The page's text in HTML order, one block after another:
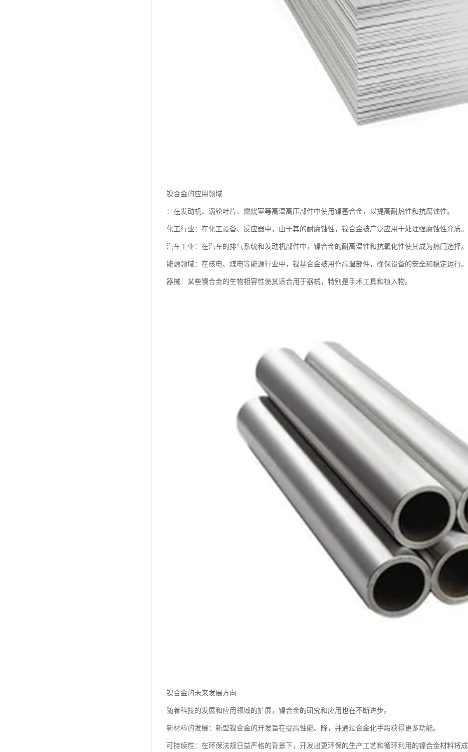
镍合金的应用领域
：在发动机、涡轮叶片、燃烧室等高温高压部件中使用镍基合金，以提高耐热性和抗腐蚀性。
化工行业：在化工设备、反应器中，由于其的耐腐蚀性，镍合金被广泛应用于处理强腐蚀性介质。
汽车工业：在汽车的排气系统和发动机部件中，镍合金的耐高温性和抗氧化性使其成为热门选择。
能源领域：在核电、煤电等能源行业中，镍基合金被用作高温部件，确保设备的安全和稳定运行。
器械：某些镍合金的生物相容性使其适合用于器械，特别是手术工具和植入物。
镍合金的未来发展方向
随着科技的发展和应用领域的扩展，镍合金的研究和应用也在不断进步。
新材料的发展：新型镍合金的开发旨在提高性能、降，并通过合金化手段获得更多功能。
可持续性：在环保法规日益严格的背景下，开发出更环保的生产工艺和循环利用的镍合金材料将成